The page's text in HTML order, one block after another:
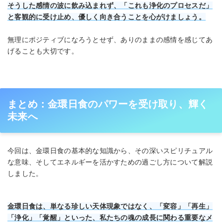
そうした感情の波に飲み込まれず、「これも浄化のプロセスだ」
と客観的に受け止め、優しく向き合うことを心がけましょう。
無理にポジティブになろうとせず、ありのままの感情を感じてあ
げることも大切です。
まとめ：金環日食のパワーを受け取り、輝く
未来へ
今回は、金環日食の基本的な知識から、その深いスピリチュアル
な意味、そしてエネルギーを活かすための過ごし方について解説
しました。
金環日食は、単なる珍しい天体現象ではなく、「変容」「再生」
「浄化」「覚醒」といった、私たちの魂の成長に関わる重要なメ